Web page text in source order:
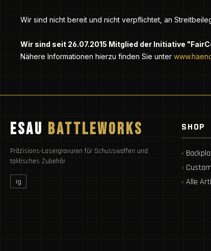
Wir sind nicht bereit und nicht verpflichtet, an
Wir sind seit 26.07.2015 Mitglied der Initiative
Nähere Informationen hierzu finden Sie unter
ESAU BATTLEWORKS
Präzisions-Lasergravuren für Schusswaffen und
taktisches Zubehör
ig
SHOP
Alle